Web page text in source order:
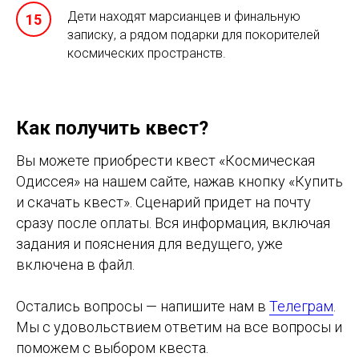
Дети находят марсианцев и финальную
записку, а рядом подарки для покорителей
космических пространств.
Как получить квест?
Вы можете приобрести квест «Космическая
Одиссея» на нашем сайте, нажав кнопку «Купить
и скачать квест». Сценарий придет на почту
сразу после оплаты. Вся информация, включая
задания и пояснения для ведущего, уже
включена в файл.
Остались вопросы — напишите нам в Телеграм
Мы с удовольствием ответим на все вопросы и
поможем с выбором квеста.